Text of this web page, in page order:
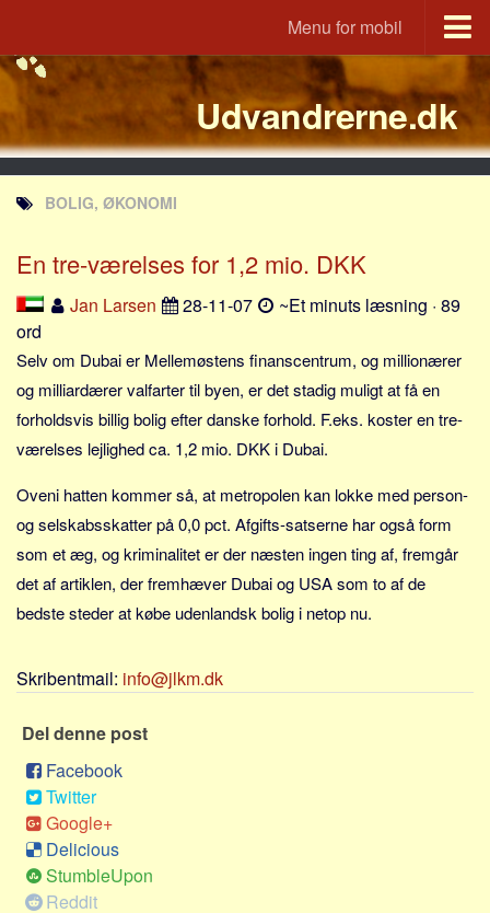
Menu for mobil
Portal
Udvandrerne.dk
Utvandrerne.no
Utvandrarna.se
Tyskland.dk
England.dk
JLKM.dk
Lande
Tyrkiet
Spanien
Sverige
Norge
Thailand
USA
Nøgleord
Bolig
Job
Virksomhed
Investering
Udvandrerne.dk
BOLIG, ØKONOMI
En tre-værelses for 1,2 mio. DKK
Jan Larsen 28-11-07
~Et minuts læsning · 89
ord
Selv om Dubai er Mellemøstens finanscentrum, og millionærer
og milliardærer valfarter til byen, er det stadig muligt at få en
forholdsvis billig bolig efter danske forhold. F.eks. koster en tre-
værelses lejlighed ca. 1,2 mio. DKK i Dubai.
Oveni hatten kommer så, at metropolen kan lokke med person-
og selskabsskatter på 0,0 pct. Afgifts-satserne har også form
som et æg, og kriminalitet er der næsten ingen ting af, fremgår
det af artiklen, der fremhæver Dubai og USA som to af de
bedste steder at købe udenlandsk bolig i netop nu.
Skribentmail: info@jlkm.dk
Del denne post
Facebook
Twitter
Google+
Delicious
StumbleUpon
Reddit